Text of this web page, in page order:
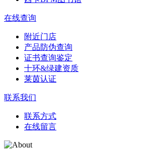
在线查询
附近门店
产品防伪查询
证书查询鉴定
十环&绿建资质
莱茵认证
联系我们
联系方式
在线留言